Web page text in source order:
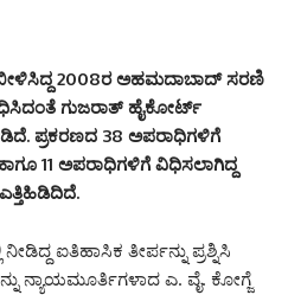
2008ರ ಅಹಮದಾಬಾದ್ ಸರಣಿ
ಗುಜರಾತ್ ಹೈಕೋರ್ಟ್
ಪ್ರಕರಣದ 38 ಅಪರಾಧಿಗಳಿಗೆ
11 ಅಪರಾಧಿಗಳಿಗೆ ವಿಧಿಸಲಾಗಿದ್ದ
ಐತಿಹಾಸಿಕ ತೀರ್ಪನ್ನು ಪ್ರಶ್ನಿಸಿ
ನ್ಯಾಯಮೂರ್ತಿಗಳಾದ ಎ. ವೈ. ಕೋಗ್ಜೆ